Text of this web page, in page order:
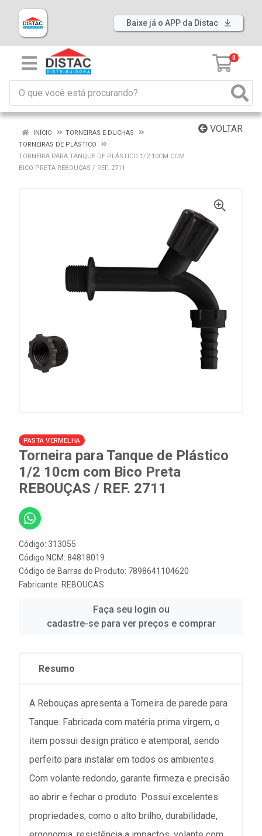
Baixe já o APP da Distac
0
VOLTAR
INÍCIO
TORNEIRAS E DUCHAS
TORNEIRAS DE PLÁSTICO
TORNEIRA PARA TANQUE DE PLÁSTICO 1/2 10CM COM
BICO PRETA REBOUÇAS / REF. 2711
PASTA VERMELHA
Torneira para Tanque de Plástico
1/2 10cm com Bico Preta
REBOUÇAS / REF. 2711
Código: 313055
Código NCM: 84818019
Código de Barras do Produto: 7898641104620
Fabricante: REBOUCAS
Faça seu login ou
cadastre-se para ver preços e comprar
Resumo
A Rebouças apresenta a Torneira de parede para
Tanque. Fabricada com matéria prima virgem, o
item possui design prático e atemporal, sendo
perfeito para instalar em todos os ambientes.
Com volante redondo, garante firmeza e precisão
ao abrir e fechar o produto. Possui excelentes
propriedades, como o alto brilho, durabilidade,